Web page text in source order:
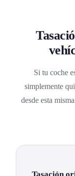
Si tu coche
simplemente
desde esta